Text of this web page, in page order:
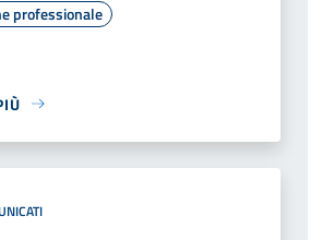
professionale